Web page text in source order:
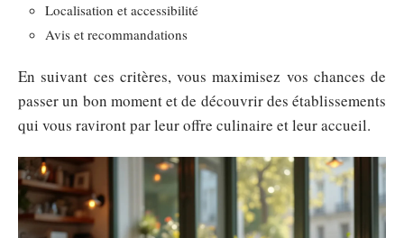
Localisation et accessibilité
Avis et recommandations
En suivant ces critères, vous maximisez vos chances de
passer un bon moment et de découvrir des établissements
qui vous raviront par leur offre culinaire et leur accueil.